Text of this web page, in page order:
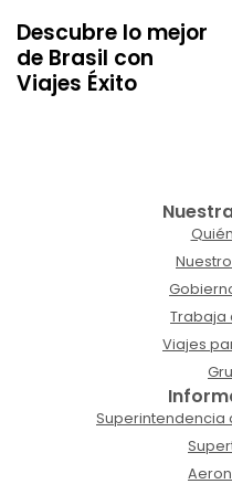
Descubre lo mejor
de Brasil con
Viajes Éxito
Trabaja
Viajes
Superintendencia